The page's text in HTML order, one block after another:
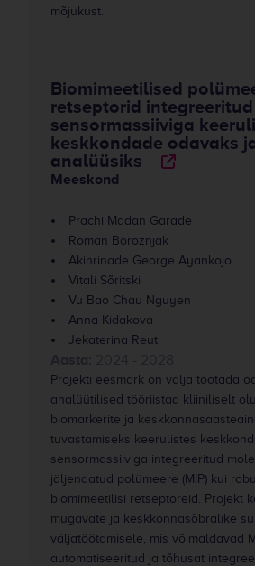
mõjukust.
Biomimeetilised
retseptorid integreeritud
sensormassiiviga
keskkondade odavaks
analüüsiks
Meeskond
Prachi Madan Garade
Roman Boroznjak
Akinrinade George Ayankojo
Vitali Sõritski
Vu Bao Chau Nguyen
Anna Kidakova
Jekaterina Reut
Projekti eesmärk on välja töötada
analüütilised tööriistad kliiniliselt
biomarkerite ja
tuvastamiseks keerulistes
sensormassiiviga integreeritud
jäljendatud polümeere (MIP) kui
biomimeetilisi retseptoreid. Projekt
mugavate ja keskkonnasõbralike
väljatöötamisele, mis võimaldavad
automatiseeritud ja tõhusat